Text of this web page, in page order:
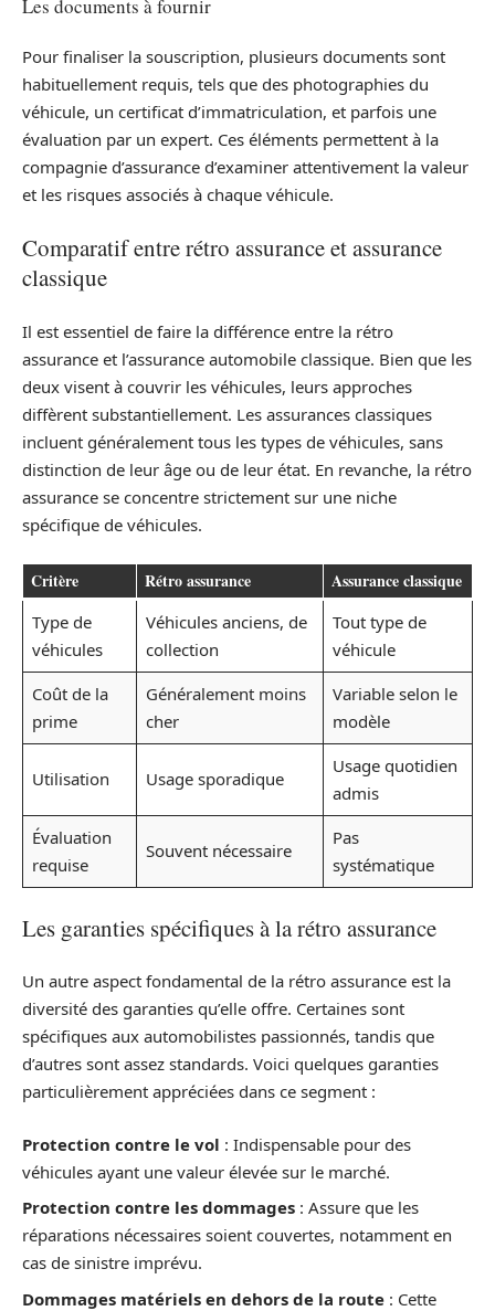
Les documents à fournir
Pour finaliser la souscription, plusieurs documents sont
habituellement requis, tels que des photographies du
véhicule, un certificat d’immatriculation, et parfois une
évaluation par un expert. Ces éléments permettent à la
compagnie d’assurance d’examiner attentivement la valeur
et les risques associés à chaque véhicule.
Comparatif entre rétro assurance et assurance
classique
Il est essentiel de faire la différence entre la rétro
assurance et l’assurance automobile classique. Bien que les
deux visent à couvrir les véhicules, leurs approches
diffèrent substantiellement. Les assurances classiques
incluent généralement tous les types de véhicules, sans
distinction de leur âge ou de leur état. En revanche, la rétro
assurance se concentre strictement sur une niche
spécifique de véhicules.
Critère Rétro assurance Assurance classique
Type de
véhicules
Véhicules anciens, de
collection
Tout type de
véhicule
Coût de la
prime
Généralement moins
cher
Variable selon le
modèle
Utilisation Usage sporadique
Usage quotidien
admis
Évaluation
requise
Souvent nécessaire
Pas
systématique
Les garanties spécifiques à la rétro assurance
Un autre aspect fondamental de la rétro assurance est la
diversité des garanties qu’elle offre. Certaines sont
spécifiques aux automobilistes passionnés, tandis que
d’autres sont assez standards. Voici quelques garanties
particulièrement appréciées dans ce segment :
Protection contre le vol : Indispensable pour des
véhicules ayant une valeur élevée sur le marché.
Protection contre les dommages : Assure que les
réparations nécessaires soient couvertes, notamment en
cas de sinistre imprévu.
Dommages matériels en dehors de la route : Cette